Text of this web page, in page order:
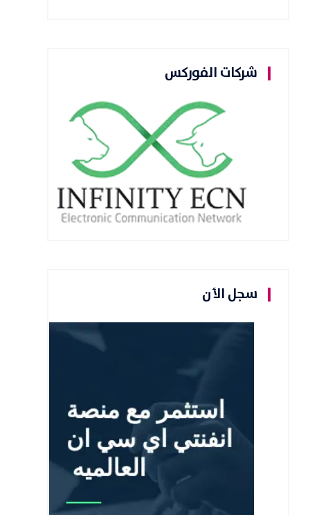
شركات الفوركس
سجل الأن